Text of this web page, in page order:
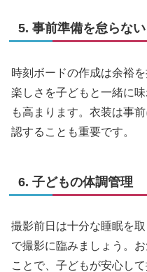
5. 事前準備を怠らない
時刻ボードの作成は余裕
楽しさを子どもと一緒に
も高まります。衣装は事
認することも重要です。
6. 子どもの体調管理
撮影前日は十分な睡眠を
で撮影に臨みましょう。
ことで、子どもが安心し